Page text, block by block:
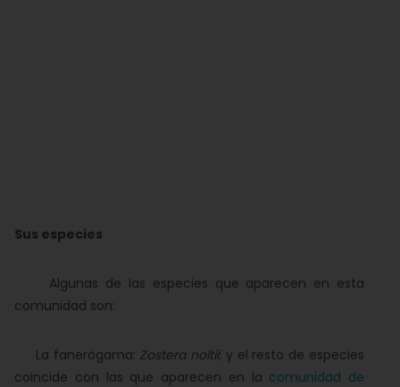
Sus especies
Algunas de las especies que aparecen en esta
comunidad son:
La fanerógama: Zostera noltii; y el resto de especies
coincide con las que aparecen en la comunidad de